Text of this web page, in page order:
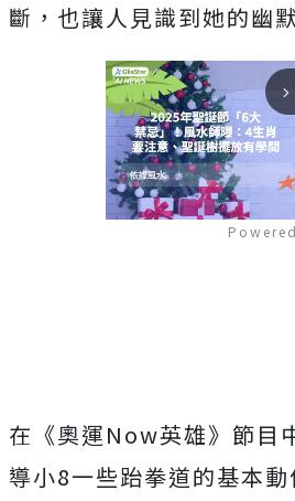
斷，也讓人見識到她的幽
arrow_forward_ios
在《奧運Now英雄》節目
導小8一些跆拳道的基本